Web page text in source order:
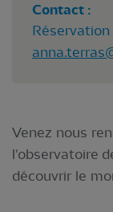
Contact :
Venez nous
l'observatoire
découvrir le